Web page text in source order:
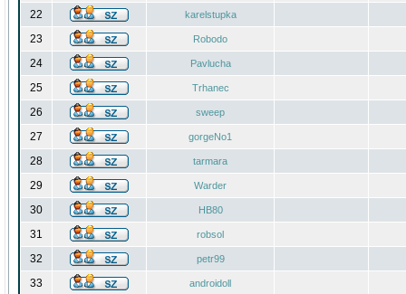
22 karelstupka
23 Robodo
24 Pavlucha
25 Trhanec
26 sweep
27 gorgeNo1
28 tarmara
29 Warder
30 HB80
31 robsol
32 petr99
33 androidoll